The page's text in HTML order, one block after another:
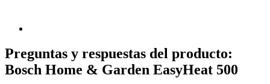
Preguntas y respuestas del producto:
Bosch Home & Garden EasyHeat 500